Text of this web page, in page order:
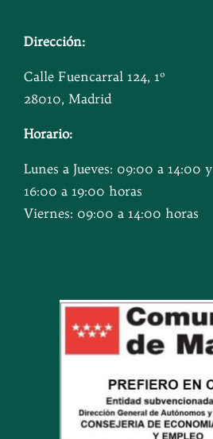
Dirección:
Calle Fuencarral 124, 1º
28010, Madrid
Horario:
Lunes a Jueves: 09:00 a 14:00 y
16:00 a 19:00 horas
Viernes: 09:00 a 14:00 horas